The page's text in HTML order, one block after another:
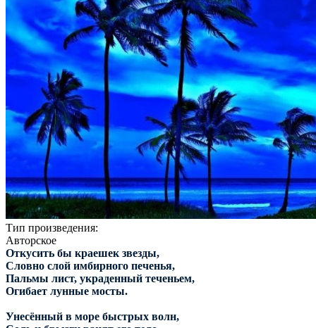
Тип произведения:
Авторское
Откусить бы краешек звезды,
Словно слой имбирного печенья,
Пальмы лист, украденный теченьем,
Огибает лунные мосты.
Унесённый в море быстрых волн,